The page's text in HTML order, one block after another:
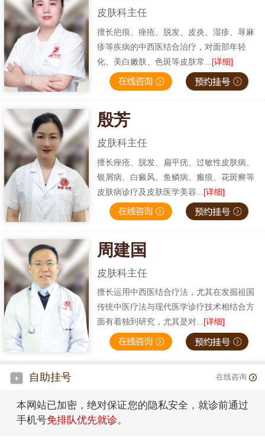
皮肤科主任
擅长疤痕、痤疮、脱发、皮炎、湿疹、荨麻
疹等疾病的中西医结合治疗，对面部年轻
化、美白嫩肤、色斑等皮肤常... [详细]
殷芳
皮肤科主任
擅长痤疮、脱发、扁平疣、过敏性皮肤病、
银屑病、白癜风、鱼鳞病、瘢痕、花斑癣等
皮肤病诊疗及皮肤医学美容... [详细]
周建国
皮肤科主任
擅长运用中西医结合疗法，尤其在发掘祖国
传统中医疗法与现代医学诊疗技术相结合方
面有着独到研究，尤其是对...[详细]
自助挂号 在线咨询
本网站已加密，绝对保证您的隐私安全，就诊前通过
手机号免排队优先就诊。